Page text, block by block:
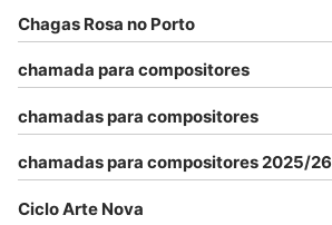
Chagas Rosa no Porto
chamada para compositores
chamadas para compositores
chamadas para compositores 2025/26
Ciclo Arte Nova